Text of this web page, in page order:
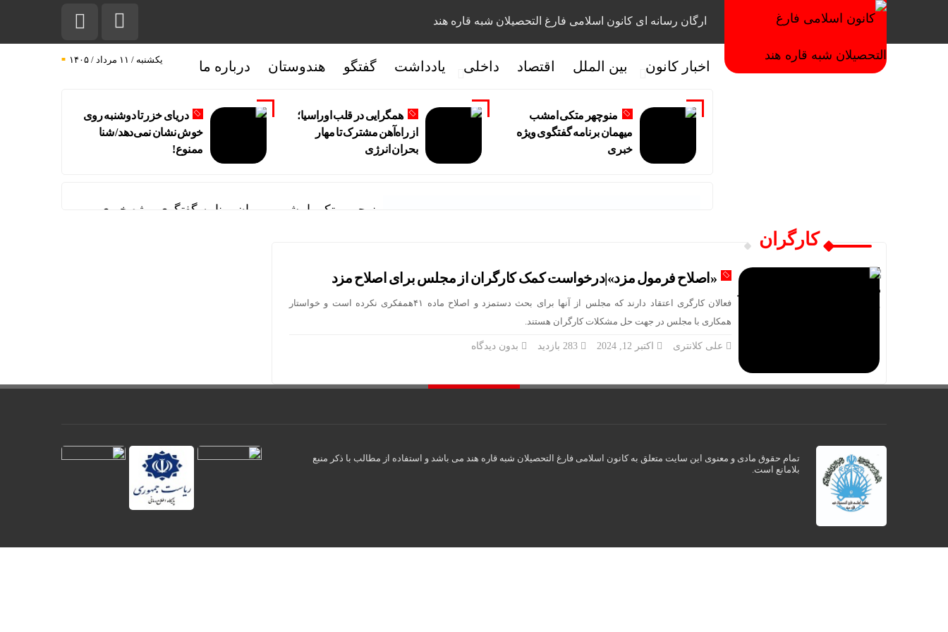
ارگان رسانه ای کانون اسلامی فارغ التحصیلان شبه قاره هند
اخبار کانون بین الملل اقتصاد داخلی یادداشت گفتگو هندوستان درباره ما یکشنبه / ۱۱ مرداد / ۱۴۰۵
منوچهر متکی امشب
میهمان برنامه گفتگوی ویژه
خبری
همگرایی در قلب اوراسیا؛
از راه‌آهن مشترک تا مهار
بحران انرژی
دریای خزر تا دوشنبه روی
خوش نشان نمی‌دهد/ شنا‌
ممنوع!
منوچهر متکی امشب میهمان برنامه گفتگوی ویژه خبری
کارگران
«اصلاح فرمول مزد»|درخواست کمک کارگران از مجلس برای اصلاح مزد
فعالان کارگری اعتقاد دارند که مجلس از آنها برای بحث دستمزد و اصلاح ماده ۴۱همفکری نکرده است و خواستار
همکاری با مجلس در جهت حل مشکلات کارگران هستند.
علی کلانتری اکتبر 12, 2024 بدون دیدگاه
تمام حقوق مادی و معنوی این سایت متعلق به کانون اسلامی فارغ التحصیلان شبه قاره هند می باشد و استفاده از مطالب با ذکر منبع
بلامانع است.